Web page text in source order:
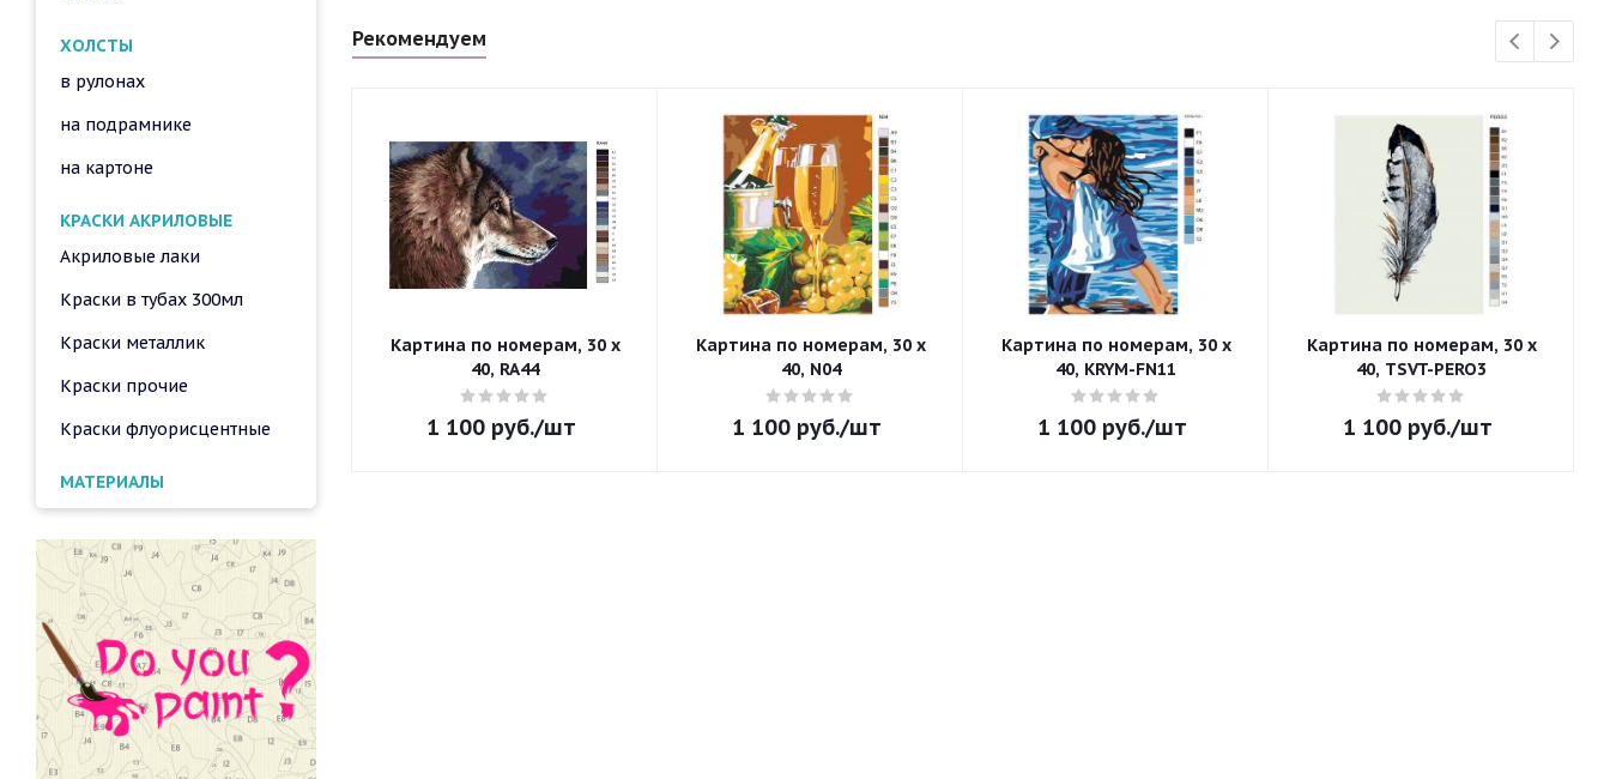
Рекомендуем
Картина по номерам, 30 x
40, RA44
1 100руб./шт
Картина по номерам, 30 x
40, N04
1 100руб./шт
Картина по номерам, 30 x
40, KRYM-FN11
1 100руб./шт
Картина по номерам, 30 x
40, TSVT-PERO3
1 100руб./шт
ХОЛСТЫ
в рулонах
на подрамнике
на картоне
КРАСКИ АКРИЛОВЫЕ
Акриловые лаки
Краски в тубах 300мл
Краски металлик
Краски прочие
Краски флуорисцентные
МАТЕРИАЛЫ